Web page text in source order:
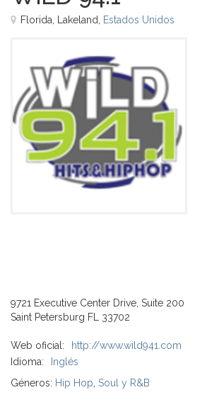
Florida, Lakeland, Estados Unidos
9721 Executive Center Drive, Suite 200
Saint Petersburg FL 33702
Web oficial:
http://www.wild941.com
Idioma:
Inglés
Géneros: Hip Hop Soul y R&B